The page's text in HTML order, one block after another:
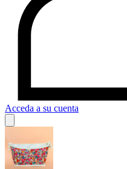
Acceda a su cuenta